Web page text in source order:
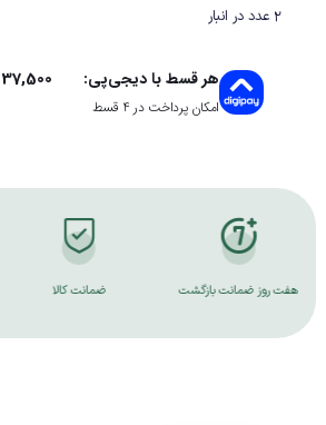
2 عدد در انبار
هر قسط با دیجی‌پی: 37,500
امکان پرداخت در 4 قسط
هفت روز ضمانت بازگشت ضمانت کالا